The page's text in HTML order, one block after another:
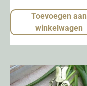
Toevoegen aan
winkelwagen